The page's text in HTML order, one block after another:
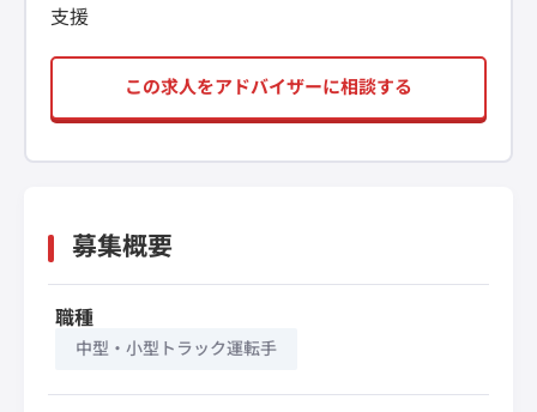
支援
この求人をアドバイザーに相談する
募集概要
職種
中型・小型トラック運転手